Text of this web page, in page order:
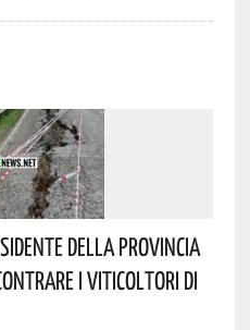
Della Provincia
I Viticoltori Di